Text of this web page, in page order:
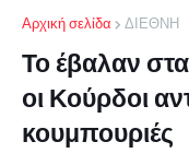
Αρχική σελίδα ΔΙΕΘΝΗ
Το έβαλαν
οι Κούρδοι
κουμπουριές